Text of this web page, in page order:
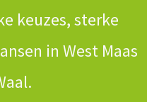
keuzes, sterke
in West Maas